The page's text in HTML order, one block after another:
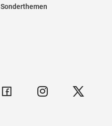
Sonderthemen